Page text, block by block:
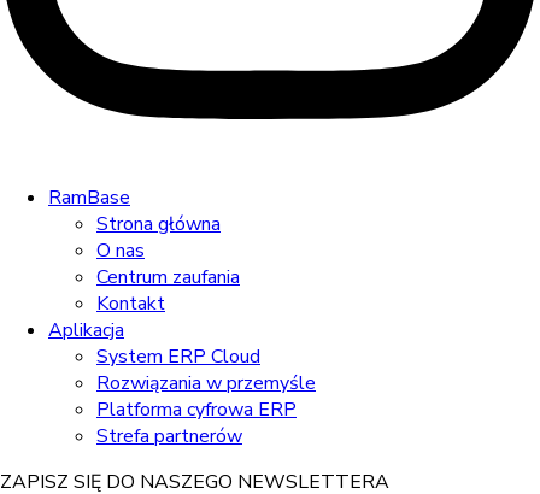
RamBase
Strona główna
O nas
Centrum zaufania
Kontakt
Aplikacja
System ERP Cloud
Rozwiązania w przemyśle
Platforma cyfrowa ERP
Strefa partnerów
ZAPISZ SIĘ DO NASZEGO NEWSLETTERA